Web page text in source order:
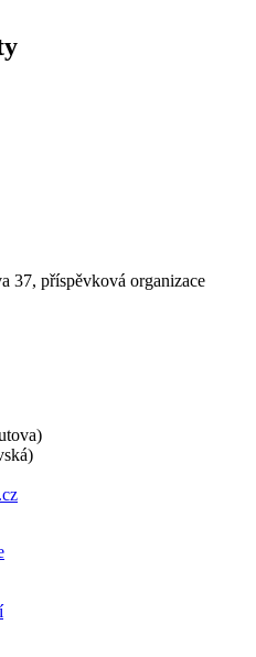
37, příspěvková organizace